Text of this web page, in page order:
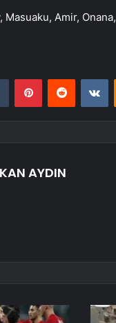
Amir,
Tumblr PinterestReddit
AYDIN